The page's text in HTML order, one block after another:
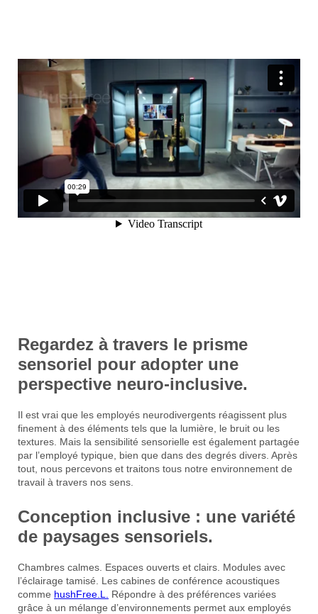
Regardez à travers le prisme
sensoriel pour adopter une
perspective neuro-inclusive.
Il est vrai que les employés neurodivergents réagissent plus
finement à des éléments tels que la lumière, le bruit ou les
textures. Mais la sensibilité sensorielle est également partagée
par l’employé typique, bien que dans des degrés divers. Après
tout, nous percevons et traitons tous notre environnement de
travail à travers nos sens.
Conception inclusive : une variété
de paysages sensoriels.
Chambres calmes. Espaces ouverts et clairs. Modules avec
l’éclairage tamisé. Les cabines de conférence acoustiques
comme hushFree.L.
Répondre à des préférences variées
grâce à un mélange d’environnements permet aux employés